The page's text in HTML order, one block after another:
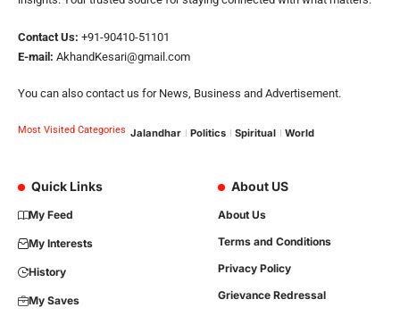
Contact Us: +91-90410-51101
E-mail: AkhandKesari@gmail.com
You can also contact us for News, Business and Advertisement.
Most Visited Categories Jalandhar Politics Spiritual World
Quick Links
My Feed
My Interests
History
My Saves
About US
About Us
Terms and Conditions
Privacy Policy
Grievance Redressal